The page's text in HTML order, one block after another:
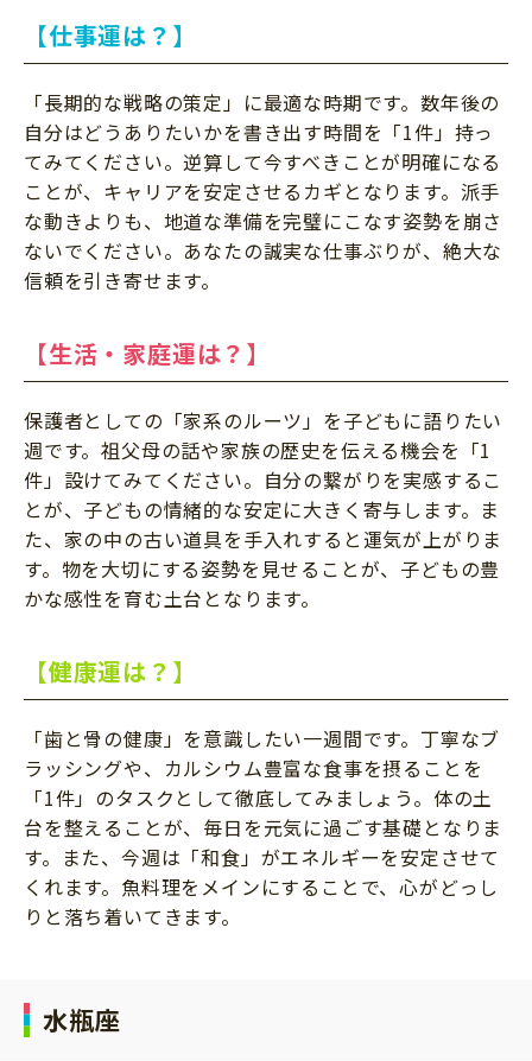
【仕事運は？】
「長期的な戦略の策定」に最適な時期です。数年後の
自分はどうありたいかを書き出す時間を「1件」持っ
てみてください。逆算して今すべきことが明確になる
ことが、キャリアを安定させるカギとなります。派手
な動きよりも、地道な準備を完璧にこなす姿勢を崩さ
ないでください。あなたの誠実な仕事ぶりが、絶大な
信頼を引き寄せます。
【生活・家庭運は？】
保護者としての「家系のルーツ」を子どもに語りたい
週です。祖父母の話や家族の歴史を伝える機会を「1
件」設けてみてください。自分の繋がりを実感するこ
とが、子どもの情緒的な安定に大きく寄与します。ま
た、家の中の古い道具を手入れすると運気が上がりま
す。物を大切にする姿勢を見せることが、子どもの豊
かな感性を育む土台となります。
【健康運は？】
「歯と骨の健康」を意識したい一週間です。丁寧なブ
ラッシングや、カルシウム豊富な食事を摂ることを
「1件」のタスクとして徹底してみましょう。体の土
台を整えることが、毎日を元気に過ごす基礎となりま
す。また、今週は「和食」がエネルギーを安定させて
くれます。魚料理をメインにすることで、心がどっし
りと落ち着いてきます。
水瓶座